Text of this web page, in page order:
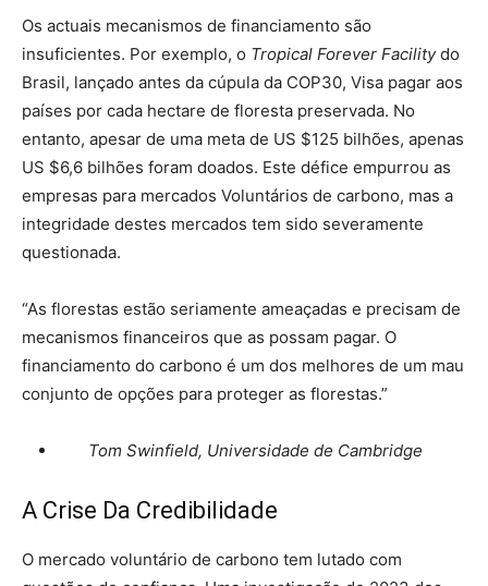
Os actuais mecanismos de financiamento são
insuficientes. Por exemplo, o Tropical Forever Facilitydo
Brasil, lançado antes da cúpula da COP30, Visa pagar aos
países por cada hectare de floresta preservada. No
entanto, apesar de uma meta de US $125 bilhões, apenas
US $6,6 bilhões foram doados. Este défice empurrou as
empresas para mercados Voluntários de carbono, mas a
integridade destes mercados tem sido severamente
questionada.
“As florestas estão seriamente ameaçadas e precisam de
mecanismos financeiros que as possam pagar. O
financiamento do carbono é um dos melhores de um mau
conjunto de opções para proteger as florestas.”
Tom Swinfield, Universidade de Cambridge
A Crise Da Credibilidade
O mercado voluntário de carbono tem lutado com